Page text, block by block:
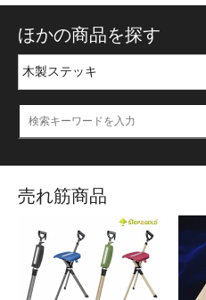
ほかの商品を探す
売れ筋商品